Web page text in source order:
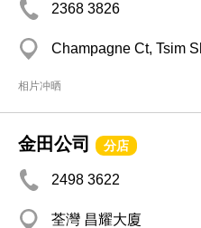
2368 3826
Champagne Ct, Tsim
相片冲晒
金田公司 分店
2498 3622
荃灣 昌耀大廈